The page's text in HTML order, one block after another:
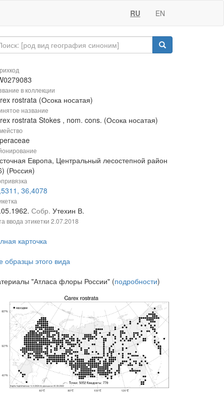
RU EN
в коллекции
rostrata (Осока носатая)
название
rostrata Stokes , nom. cons. (Осока носатая)
Европа, Центральный лесостепной район
(Россия)
36,4078
Собр. Утехин В.
ввода этикетки 2.07.2018
карточка
образцы этого вида
"Атласа флоры России" (подробности)